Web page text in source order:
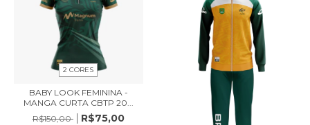
2 CORES
BABY LOOK FEMININA -
MANGA CURTA CBTP 20...
R$150,00
R$75,00